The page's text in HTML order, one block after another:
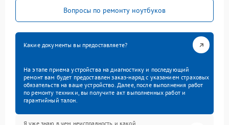
Вопросы по ремонту ноутбуков
Какие документы вы предоставляете?
На этапе приема устройства на диагностику и последующий
ремонт вам будет предоставлен заказ-наряд с указанием страховых
обязательств на ваше устройство. Далее, после выполнения работ
по ремонту техники, вы получите акт выполненных работ и
гарантийный талон.
Я уже знаю в чем неисправность и какой